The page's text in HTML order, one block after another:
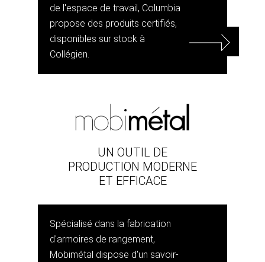
de l'espace de travail, Columbia
propose des produits certifiés,
disponibles sur stock à
Collégien.
UN OUTIL DE
PRODUCTION MODERNE
ET EFFICACE
Spécialisé dans la fabrication
d'armoires de rangement,
Mobimétal dispose d'un savoir-